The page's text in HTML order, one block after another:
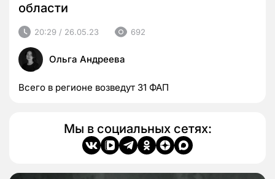
области
20:29 / 26.05.23 692
Ольга Андреева
Всего в регионе возведут 31 ФАП
Мы в социальных сетях: